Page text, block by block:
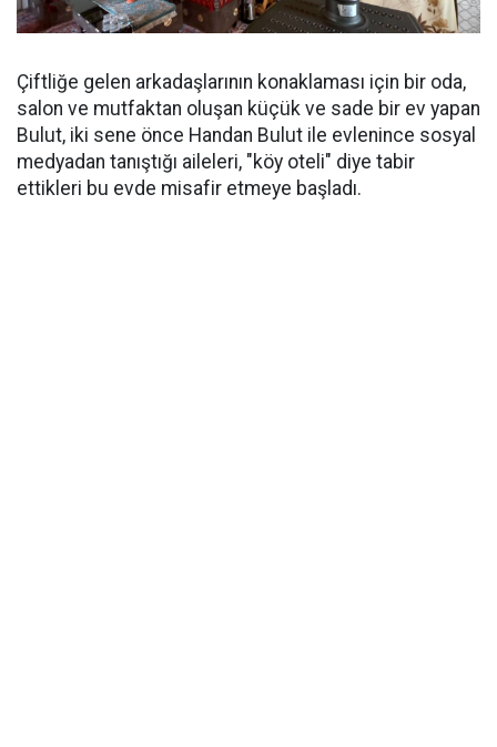
Çiftliğe gelen arkadaşlarının konaklaması için bir oda,
salon ve mutfaktan oluşan küçük ve sade bir ev yapan
Bulut, iki sene önce Handan Bulut ile evlenince sosyal
medyadan tanıştığı aileleri, "köy oteli" diye tabir
ettikleri bu evde misafir etmeye başladı.